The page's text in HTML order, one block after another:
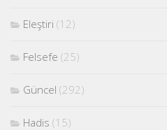
Eleştiri (12)
Felsefe (25)
Güncel (292)
Hadis (15)